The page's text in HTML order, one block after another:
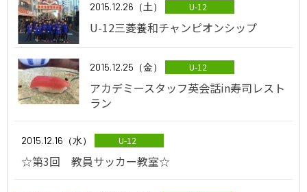
2015.12.26（土） U-12
U-12三菱養和チャンピオンシップ
2015.12.25（金） U-12
アカデミースタッフ英会話in寿司レスト
ラン
2015.12.16（水） U-12
☆第3回 教員サッカー教室☆